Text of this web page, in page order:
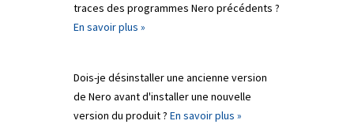
traces des programmes Nero précédents ?
En savoir plus »
Dois-je désinstaller une ancienne version
de Nero avant d'installer une nouvelle
version du produit ? En savoir plus »